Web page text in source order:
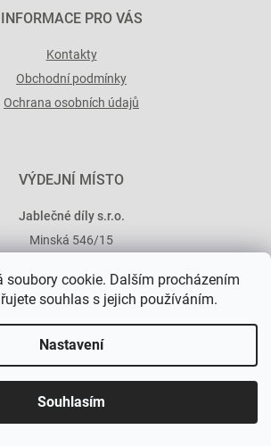
soubory cookie. Dalším procházením
souhlas s jejich používáním.
Nastavení
Souhlasím
INFORMACE PRO VÁS
Kontakty
Obchodní podmínky
Ochrana osobních údajů
VÝDEJNÍ MÍSTO
Jablečné díly s.r.o.
Minská 546/15
Vytvořil Shoptet Premium
Jablečné díly. Všechna práva vyhrazena.